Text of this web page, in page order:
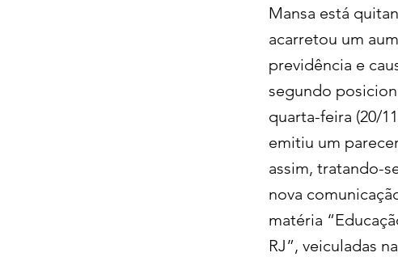
Mansa está
acarretou um
previdência e
segundo
quarta-feira (20/
emitiu um
assim, tratando-
nova
matéria
RJ”, veiculadas